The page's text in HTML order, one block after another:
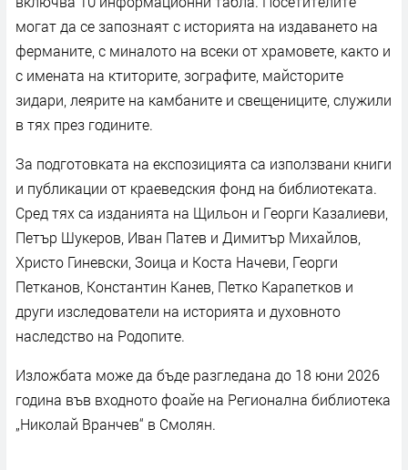
могат да се запознаят с историята на издаването на
ферманите, с миналото на всеки от храмовете, както и
с имената на ктиторите, зографите, майсторите
зидари, леярите на камбаните и свещениците, служили
в тях през годините.
За подготовката на експозицията са използвани книги
и публикации от краеведския фонд на библиотеката.
Сред тях са изданията на Щильон и Георги Казалиеви,
Петър Шукеров, Иван Патев и Димитър Михайлов,
Христо Гиневски, Зоица и Коста Начеви, Георги
Петканов, Константин Канев, Петко Карапетков и
други изследователи на историята и духовното
наследство на Родопите.
Изложбата може да бъде разгледана до 18 юни 2026
година във входното фоайе на Регионална библиотека
„Николай Вранчев“ в Смолян.